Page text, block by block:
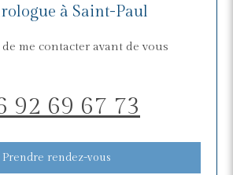
à Saint-Paul
me contacter avant de vous
92 69 67 73
Prendre rendez-vous